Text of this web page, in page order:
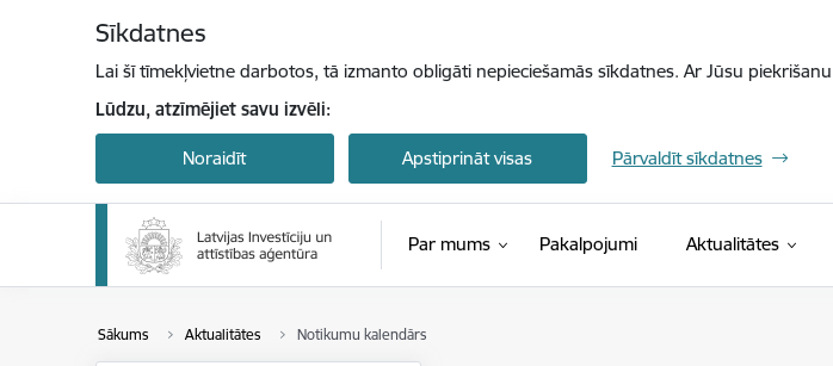
Sīkdatnes
Lai šī tīmekļvietne darbotos, tā izmanto obligāti nepieciešamās sīkdatnes. Ar Jūsu
Lūdzu, atzīmējiet savu izvēli:
Noraidīt Apstiprināt visas Pārvaldīt sīkdatnes
Par mums Pakalpojumi Aktualitātes
Sākums Aktualitātes Notikumu kalendārs